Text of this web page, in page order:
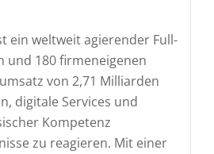
ein weltweit agierender Full-
und 180 firmeneigenen
von 2,71 Milliarden
digitale Services und
Kompetenz
zu reagieren. Mit einer